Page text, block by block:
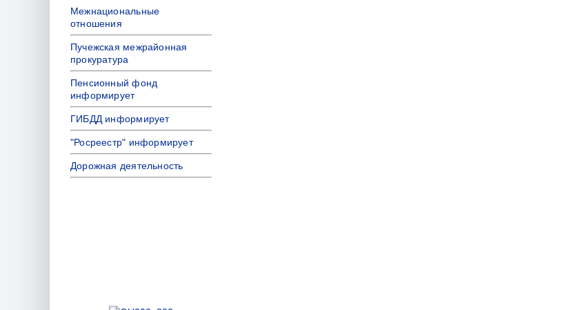
Межнациональные
отношения
Пучежская межрайонная
прокуратура
Пенсионный фонд
информирует
ГИБДД информирует
"Росреестр" информирует
Дорожная деятельность